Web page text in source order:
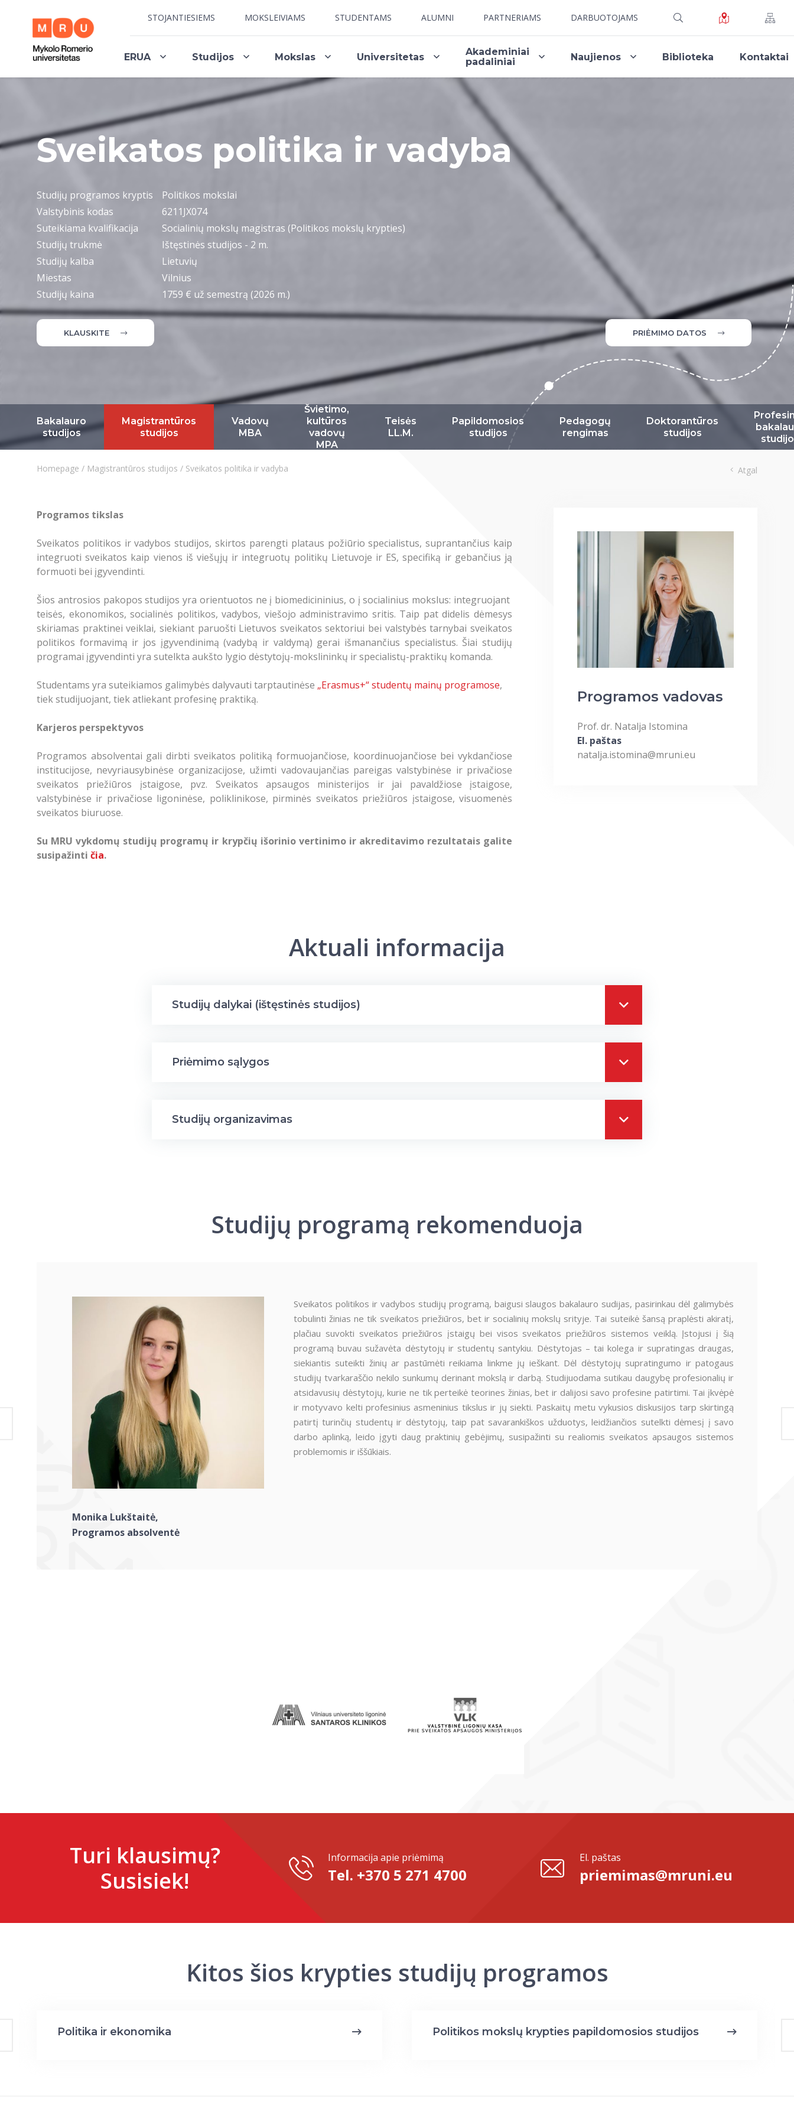
STOJANTIESIEMS MOKSLEIVIAMS STUDENTAMS ALUMNI PARTNERIAMS DARBUOTOJAMS
ERUA Studijos Mokslas Universitetas
Akademiniai
padaliniai
Naujienos Biblioteka Kontaktai
Sveikatos politika ir vadyba
Studijų programos kryptis
Politikos mokslai
Valstybinis kodas
6211JX074
Suteikiama kvalifikacija
Socialinių mokslų magistras (Politikos mokslų krypties)
Studijų trukmė
Ištęstinės studijos - 2 m.
Studijų kalba
Lietuvių
Miestas
Vilnius
Studijų kaina
1759 € už semestrą (2026 m.)
KLAUSKITE PRIĖMIMO DATOS
Bakalauro
studijos
Magistrantūros
studijos
Vadovų
MBA
Švietimo,
kultūros
vadovų
MPA
Teisės
LL.M.
Papildomosios
studijos
Pedagogų
rengimas
Doktorantūros
studijos
Homepage / Magistrantūros studijos / Sveikatos politika ir vadyba Atgal
Programos tikslas
Sveikatos politikos ir vadybos studijos, skirtos parengti plataus požiūrio specialistus, suprantančius kaip
integruoti sveikatos kaip vienos iš viešųjų ir integruotų politikų Lietuvoje ir ES, specifiką ir gebančius ją
formuoti bei įgyvendinti.
Šios antrosios pakopos studijos yra orientuotos ne į biomedicininius, o į socialinius mokslus: integruojant
teisės, ekonomikos, socialinės politikos, vadybos, viešojo administravimo sritis. Taip pat didelis dėmesys
skiriamas praktinei veiklai, siekiant paruošti Lietuvos sveikatos sektoriui bei valstybės tarnybai sveikatos
politikos formavimą ir jos įgyvendinimą (vadybą ir valdymą) gerai išmanančius specialistus. Šiai studijų
programai įgyvendinti yra sutelkta aukšto lygio dėstytojų-mokslininkų ir specialistų-praktikų komanda.
Studentams yra suteikiamos galimybės dalyvauti tarptautinėse „Erasmus+“ studentų mainų programose,
tiek studijuojant, tiek atliekant profesinę praktiką.
Karjeros perspektyvos
Programos absolventai gali dirbti sveikatos politiką formuojančiose, koordinuojančiose bei vykdančiose
institucijose, nevyriausybinėse organizacijose, užimti vadovaujančias pareigas valstybinėse ir privačiose
sveikatos priežiūros įstaigose, pvz. Sveikatos apsaugos ministerijos ir jai pavaldžiose įstaigose,
valstybinėse ir privačiose ligoninėse, poliklinikose, pirminės sveikatos priežiūros įstaigose, visuomenės
sveikatos biuruose.
Su MRU vykdomų studijų programų ir krypčių išorinio vertinimo ir akreditavimo rezultatais galite
susipažinti čia.
Programos vadovas
Prof. dr. Natalja Istomina
El. paštas
natalja.istomina@mruni.eu
Aktuali informacija
Studijų dalykai (ištęstinės studijos)
Priėmimo sąlygos
Studijų organizavimas
Studijų programą rekomenduoja
Monika Lukštaitė,
Programos absolventė
Sveikatos politikos ir vadybos studijų programą, baigusi slaugos bakalauro sudijas, pasirinkau dėl galimybės
tobulinti žinias ne tik sveikatos priežiūros, bet ir socialinių mokslų srityje. Tai suteikė šansą praplėsti akiratį,
plačiau suvokti sveikatos priežiūros įstaigų bei visos sveikatos priežiūros sistemos veiklą. Įstojusi į šią
programą buvau sužavėta dėstytojų ir studentų santykiu. Dėstytojas – tai kolega ir supratingas draugas,
siekiantis suteikti žinių ar pastūmėti reikiama linkme jų ieškant. Dėl dėstytojų supratingumo ir patogaus
studijų tvarkaraščio nekilo sunkumų derinant mokslą ir darbą. Studijuodama sutikau daugybę profesionalių ir
atsidavusių dėstytojų, kurie ne tik perteikė teorines žinias, bet ir dalijosi savo profesine patirtimi. Tai įkvėpė
ir motyvavo kelti profesinius asmeninius tikslus ir jų siekti. Paskaitų metu vykusios diskusijos tarp skirtingą
patirtį turinčių studentų ir dėstytojų, taip pat savarankiškos užduotys, leidžiančios sutelkti dėmesį į savo
darbo aplinką, leido įgyti daug praktinių gebėjimų, susipažinti su realiomis sveikatos apsaugos sistemos
problemomis ir iššūkiais.
Turi klausimų?
Susisiek!
Informacija apie priėmimą
Tel. +370 5 271 4700
El. paštas
priemimas@mruni.eu
Kitos šios krypties studijų programos
Politika ir ekonomika Politikos mokslų krypties papildomosios studijos